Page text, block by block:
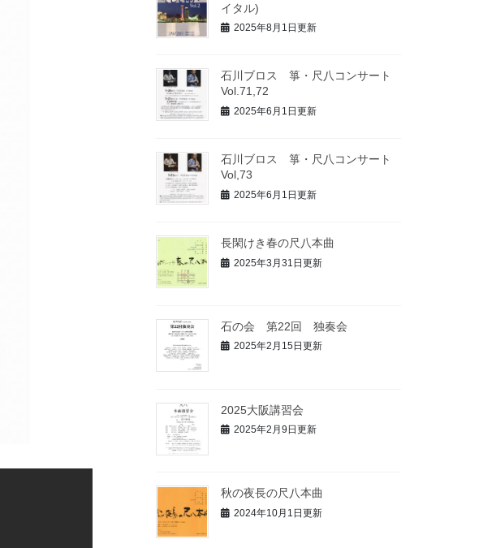
イタル)
2025年8月1日更新
石川ブロス 箏・尺八コンサート
Vol.71,72
2025年6月1日更新
石川ブロス 箏・尺八コンサート
Vol,73
2025年6月1日更新
長閑けき春の尺八本曲
2025年3月31日更新
石の会 第22回 独奏会
2025年2月15日更新
2025大阪講習会
2025年2月9日更新
秋の夜長の尺八本曲
2024年10月1日更新